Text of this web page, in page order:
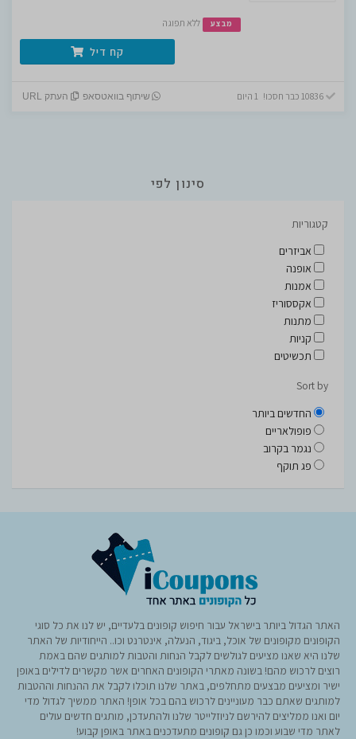
מבצע ללא תפוגה
קח דיל
10836 כבר חסכו! 1 היום שיתוף בוואטסאפ העתק URL
סינון לפי
קטגוריות
אביזרים
אופנה
אמנות
אקססוריז
מתנות
קניות
תכשיטים
Sort by
החדשים ביותר
פופולאריים
נגמר בקרוב
פג תוקף
האתר הגדול ביותר בישראל עבור חיפוש קופונים בלעדיים, יש לנו את כל סוגי
הקופונים מקופונים של אוכל, ביגוד, הנעלה, אינטרנט וכו.. הייחודיות של האתר
שלנו היא שאנו מציעים לגולשים לקבל הנחות והטבות למותגים שהם באמת
רוצים לרכוש מהם! בשונה מאתרי הקופונים האחרים אשר מקשרים לדילים באופן
ישיר ומציעים מבצעים מתחלפים, באתר שלנו תוכלו לקבל את ההנחות וההטבות
למותגים שאתם כבר מעוניינים לרכוש בהם בכל אופן! האתר ממשיך לגדול מדי
יום ואנו ממליצים להירשם לניוזלייטר שלנו ולהתעדכן, מותגים חדשים עולים
לאתר מדי שבוע וכמו כן גם קופונים מתעדכנים באתר באופן קבוע!